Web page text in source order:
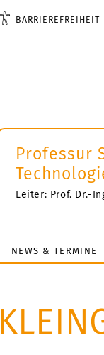
BARRIEREFREIHEIT
Professur
Leiter: Prof. Dr.-
NEWS & TERMINE